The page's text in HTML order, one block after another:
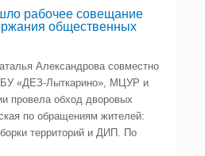
рабочее совещание
общественных
Александрова совместно
«ДЕЗ-Лыткарино», МЦУР и
провела обход дворовых
по обращениям жителей:
территорий и ДИП. По